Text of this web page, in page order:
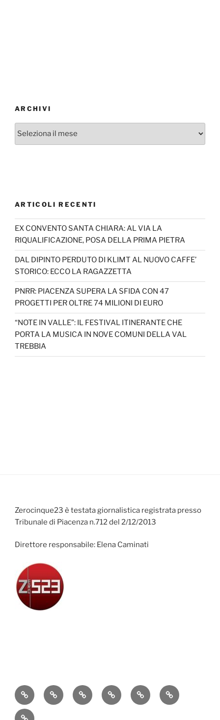
ARCHIVI
ARTICOLI RECENTI
EX CONVENTO SANTA CHIARA: AL VIA LA
RIQUALIFICAZIONE, POSA DELLA PRIMA PIETRA
DAL DIPINTO PERDUTO DI KLIMT AL NUOVO CAFFE’
STORICO: ECCO LA RAGAZZETTA
PNRR: PIACENZA SUPERA LA SFIDA CON 47
PROGETTI PER OLTRE 74 MILIONI DI EURO
“NOTE IN VALLE”: IL FESTIVAL ITINERANTE CHE
PORTA LA MUSICA IN NOVE COMUNI DELLA VAL
TREBBIA
Zerocinque23 è testata giornalistica registrata presso
Tribunale di Piacenza n.712 del 2/12/2013
Direttore responsabile: Elena Caminati
AttualitàCronacaPolitica EconomiaCultura Sport
Contatti